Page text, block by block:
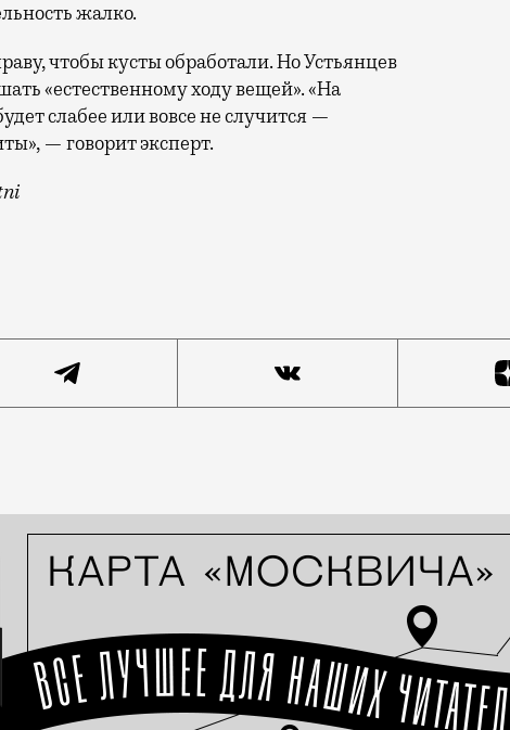
жалко.
чтобы кусты обработали. Но Устьянцев
«естественному ходу вещей». «На
слабее или вовсе не случится —
— говорит эксперт.
Кухмистерова и Гурьянова, возле кинотеатра